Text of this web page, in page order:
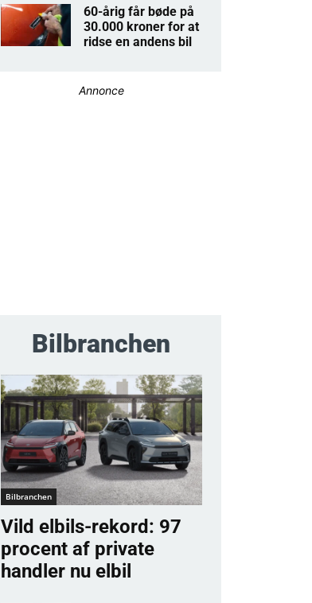
60-årig får bøde på
30.000 kroner for at
ridse en andens bil
Annonce
Bilbranchen
Bilbranchen
Vild elbils-rekord: 97
procent af private
handler nu elbil